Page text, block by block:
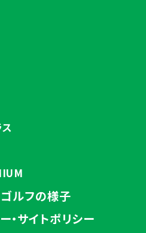
ルフの様子
・サイトポリシー